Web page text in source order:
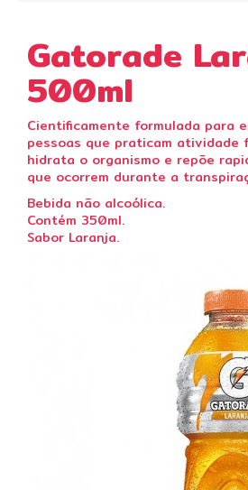
Gatorade
500ml
Cientificamente formulada para
pessoas que praticam atividade
hidrata o organismo e repõe
que ocorrem durante a
Bebida não alcoólica.
Contém 350ml.
Sabor Laranja.